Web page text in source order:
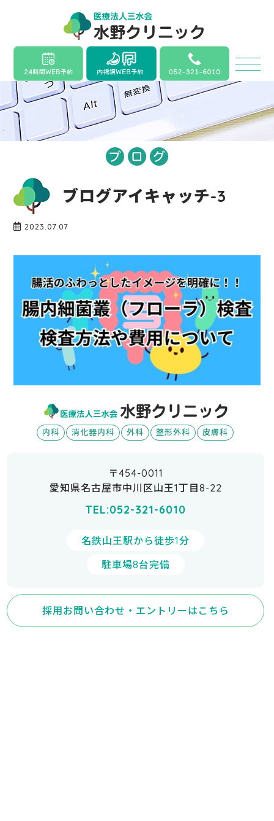
ブログアイキャッチ-3
2023.07.07
内科 消化器内科 外科 整形外科 皮膚科
〒454-0011
愛知県名古屋市中川区山王1丁目8-22
TEL:052-321-6010
名鉄山王駅から徒歩1分
駐車場8台完備
採用お問い合わせ・エントリーはこちら